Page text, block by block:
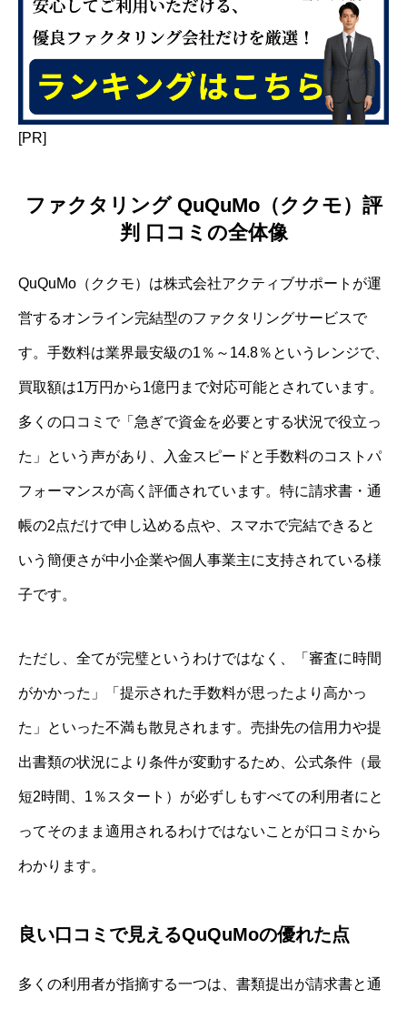
[PR]
ファクタリング QuQuMo（ククモ）評
判 口コミの全体像
QuQuMo（ククモ）は株式会社アクティブサポートが運
営するオンライン完結型のファクタリングサービスで
す。手数料は業界最安級の1％～14.8％というレンジで、
買取額は1万円から1億円まで対応可能とされています。
多くの口コミで「急ぎで資金を必要とする状況で役立っ
た」という声があり、入金スピードと手数料のコストパ
フォーマンスが高く評価されています。特に請求書・通
帳の2点だけで申し込める点や、スマホで完結できると
いう簡便さが中小企業や個人事業主に支持されている様
子です。
ただし、全てが完璧というわけではなく、「審査に時間
がかかった」「提示された手数料が思ったより高かっ
た」といった不満も散見されます。売掛先の信用力や提
出書類の状況により条件が変動するため、公式条件（最
短2時間、1％スタート）が必ずしもすべての利用者にと
ってそのまま適用されるわけではないことが口コミから
わかります。
良い口コミで見えるQuQuMoの優れた点
多くの利用者が指摘する一つは、書類提出が請求書と通